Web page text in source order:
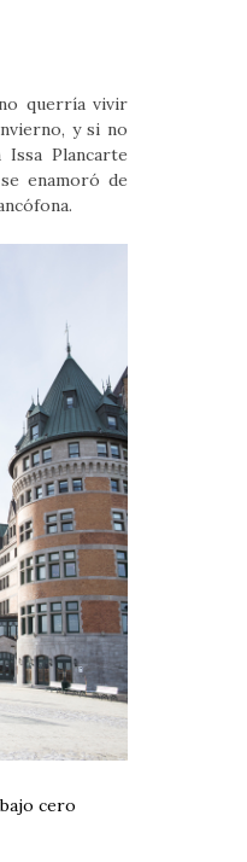
querría vivir
y si no
Plancarte
enamoró de
cero